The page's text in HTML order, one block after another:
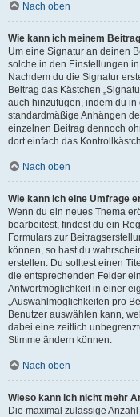
Nach oben
Wie kann ich meinem
Um eine Signatur an deinen
solche in den Einstellungen
Nachdem du die Signatur
Beitrag das Kästchen
auch hinzufügen, indem du
standardmäßige Anhängen
einzelnen Beitrag dennoch
dort einfach das
Nach oben
Wie kann ich eine Umfrage
Wenn du ein neues Thema
bearbeitest, findest du ein
Formulars zur
können, so hast du
erstellen. Du solltest einen
die entsprechenden Felder
Antwortmöglichkeit in einer
„Auswahlmöglichkeiten pro
Benutzer auswählen kann,
dabei eine zeitlich
Stimme ändern können.
Nach oben
Wieso kann ich nicht mehr
Die maximal zulässige